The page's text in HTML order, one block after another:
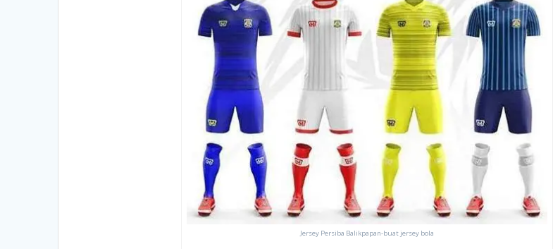
Jersey Persiba Balikpapan-buat jersey bola